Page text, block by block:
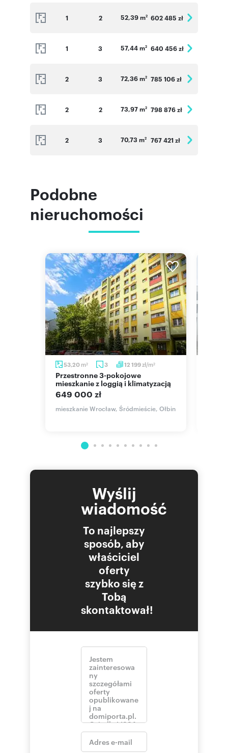
1 2 52,39 m2 602 485 zł
1 3 57,44 m2 640 456 zł
2 3 72,36 m2 785 106 zł
2 2 73,97 m2 798 876 zł
2 3 70,73 m2 767 421 zł
Podobne
nieruchomości
53,20 m2 3 12 199zł/m2
Przestronne 3-pokojowe
mieszkanie z loggią i klimatyzacją
649 000 zł
mieszkanie Wrocław, Śródmieście, Ołbin
Wyślij
wiadomość
To najlepszy
sposób, aby
właściciel
oferty
szybko się z
Tobą
skontaktował!